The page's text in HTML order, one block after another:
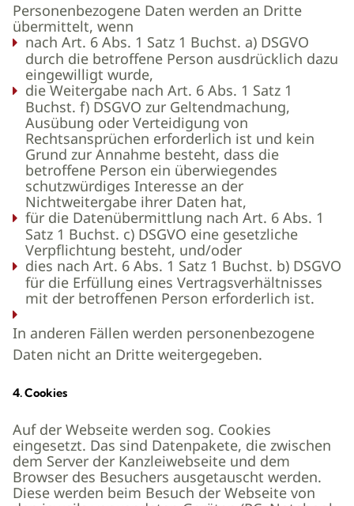
Personenbezogene Daten werden an Dritte
übermittelt, wenn
nach Art. 6 Abs. 1 Satz 1 Buchst. a) DSGVO
durch die betroffene Person ausdrücklich dazu
eingewilligt wurde,
die Weitergabe nach Art. 6 Abs. 1 Satz 1
Buchst. f) DSGVO zur Geltendmachung,
Ausübung oder Verteidigung von
Rechtsansprüchen erforderlich ist und kein
Grund zur Annahme besteht, dass die
betroffene Person ein überwiegendes
schutzwürdiges Interesse an der
Nichtweitergabe ihrer Daten hat,
für die Datenübermittlung nach Art. 6 Abs. 1
Satz 1 Buchst. c) DSGVO eine gesetzliche
Verpflichtung besteht, und/oder
dies nach Art. 6 Abs. 1 Satz 1 Buchst. b) DSGVO
für die Erfüllung eines Vertragsverhältnisses
mit der betroffenen Person erforderlich ist.
In anderen Fällen werden personenbezogene
Daten nicht an Dritte weitergegeben.
4. Cookies
Auf der Webseite werden sog. Cookies
eingesetzt. Das sind Datenpakete, die zwischen
dem Server der Kanzleiwebseite und dem
Browser des Besuchers ausgetauscht werden.
Diese werden beim Besuch der Webseite von